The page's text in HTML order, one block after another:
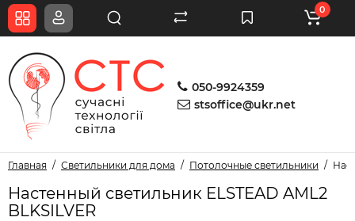
050-9924359
stsoffice@ukr.net
0
Главная Светильники для дома Потолочные светильники
Настенный светильник ELSTEAD AML2
BLKSILVER